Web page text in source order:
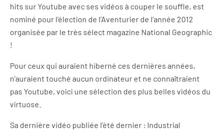
hits sur Youtube avec ses vidéos à couper le souffle, est
nominé pour l’élection de l’Aventurier de l’année 2012
organisée par le très sélect magazine National Geographic
!
Pour ceux qui auraient hiberné ces dernières années,
n’auraient touché aucun ordinateur et ne connaîtraient
pas Youtube, voici une sélection des plus belles vidéos du
virtuose.
Sa dernière vidéo publiée l’été dernier : Industrial